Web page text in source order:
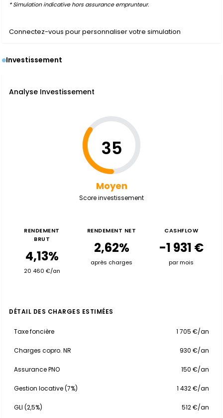
* Simulation indicative hors assurance emprunteur.
Connectez-vous pour personnaliser votre simulation
Investissement
Analyse Investissement
35
Moyen
Score investissement
RENDEMENT
BRUT
4,13%
20 460 €/an
RENDEMENT NET
2,62%
après charges
CASHFLOW
-1 931 €
par mois
DÉTAIL DES CHARGES ESTIMÉES
Taxe foncière 1 705 €/an
Charges copro. NR 930 €/an
Assurance PNO 150 €/an
Gestion locative (7%) 1 432 €/an
GLI (2,5%) 512 €/an